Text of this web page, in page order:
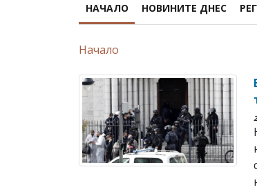
НАЧАЛО НОВИНИТЕ ДНЕС
Начало